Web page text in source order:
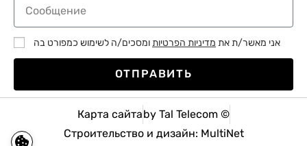
אני מאשר/ת את מדיניות הפרטיותומסכים/ה לשימוש כמפורט בה
ОТПРАВИТЬ
Карта сайтаby Tal Telecom ©
Строительство и дизайн: MultiNet